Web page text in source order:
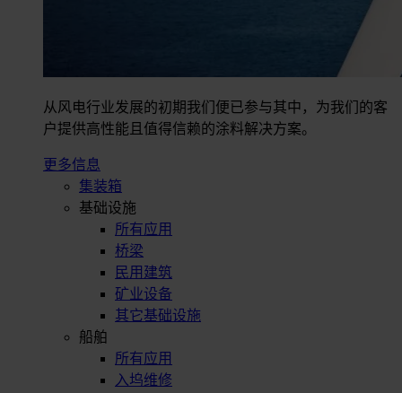
从风电行业发展的初期我们便已参与其中，为我们的客
户提供高性能且值得信赖的涂料解决方案。
更多信息
集装箱
基础设施
所有应用
桥梁
民用建筑
矿业设备
其它基础设施
船舶
所有应用
入坞维修